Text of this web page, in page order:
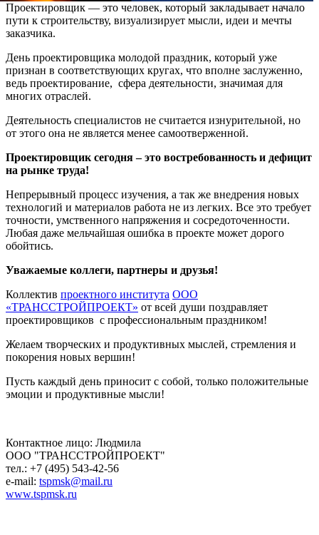
Проектировщик — это человек, который закладывает начало
пути к строительству, визуализирует мысли, идеи и мечты
заказчика.
День проектировщика молодой праздник, который уже
признан в соответствующих кругах, что вполне заслуженно,
ведь проектирование, сфера деятельности, значимая для
многих отраслей.
Деятельность специалистов не считается изнурительной, но
от этого она не является менее самоотверженной.
Проектировщик сегодня – это востребованность и дефицит
на рынке труда!
Непрерывный процесс изучения, а так же внедрения новых
технологий и материалов работа не из легких. Все это требует
точности, умственного напряжения и сосредоточенности.
Любая даже мельчайшая ошибка в проекте может дорого
обойтись.
Уважаемые коллеги, партнеры и друзья!
Коллектив проектного института ООО
«ТРАНССТРОЙПРОЕКТ» от всей души поздравляет
проектировщиков с профессиональным праздником!
Желаем творческих и продуктивных мыслей, стремления и
покорения новых вершин!
Пусть каждый день приносит с собой, только положительные
эмоции и продуктивные мысли!
Контактное лицо: Людмила
ООО "ТРАНССТРОЙПРОЕКТ"
тел.: +7 (495) 543-42-56
e-mail: tspmsk@mail.ru
www.tspmsk.ru